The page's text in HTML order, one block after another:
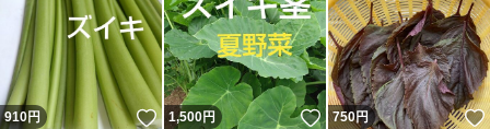
910円 いいね！
1,500円 いいね！
750円